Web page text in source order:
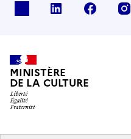
linkedin
MINISTÈRE
DE LA CULTURE